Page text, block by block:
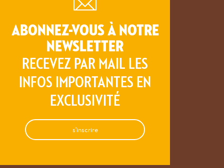
ABONNEZ-VOUS À NOTRE
NEWSLETTER
RECEVEZ PAR MAIL LES
INFOS IMPORTANTES EN
EXCLUSIVITÉ
s'inscrire